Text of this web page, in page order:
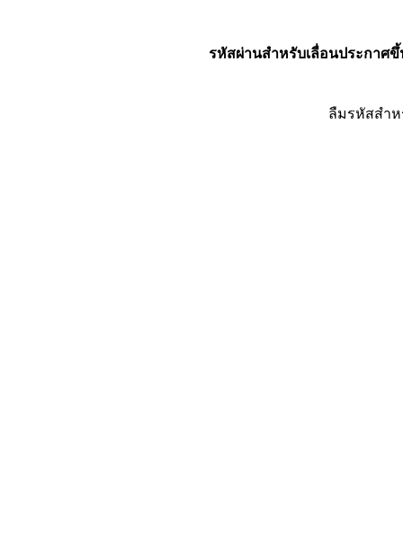
รหัสผ่านสำหรับเลื่อนประกาศขึ้
ลืมรหัสสำ